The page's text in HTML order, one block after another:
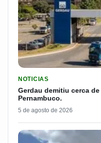
NOTICIAS
Gerdau demitiu cerca
Pernambuco.
5 de agosto de 2026